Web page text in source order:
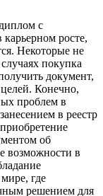
с
росте,
Некоторые не
покупка
документ,
Конечно,
проблем в
в реестр
об
возможности в
где
решением для